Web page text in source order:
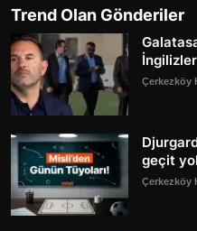
Trend Olan Gönderiler
Çerkezköy
geçit
Çerkezköy